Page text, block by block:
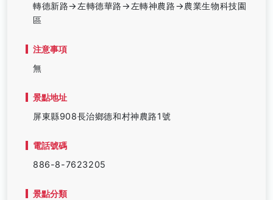
轉德新路→左轉德華路→左轉神農路→農業生物科技園
區
注意事項
無
景點地址
屏東縣908長治鄉德和村神農路1號
電話號碼
886-8-7623205
景點分類